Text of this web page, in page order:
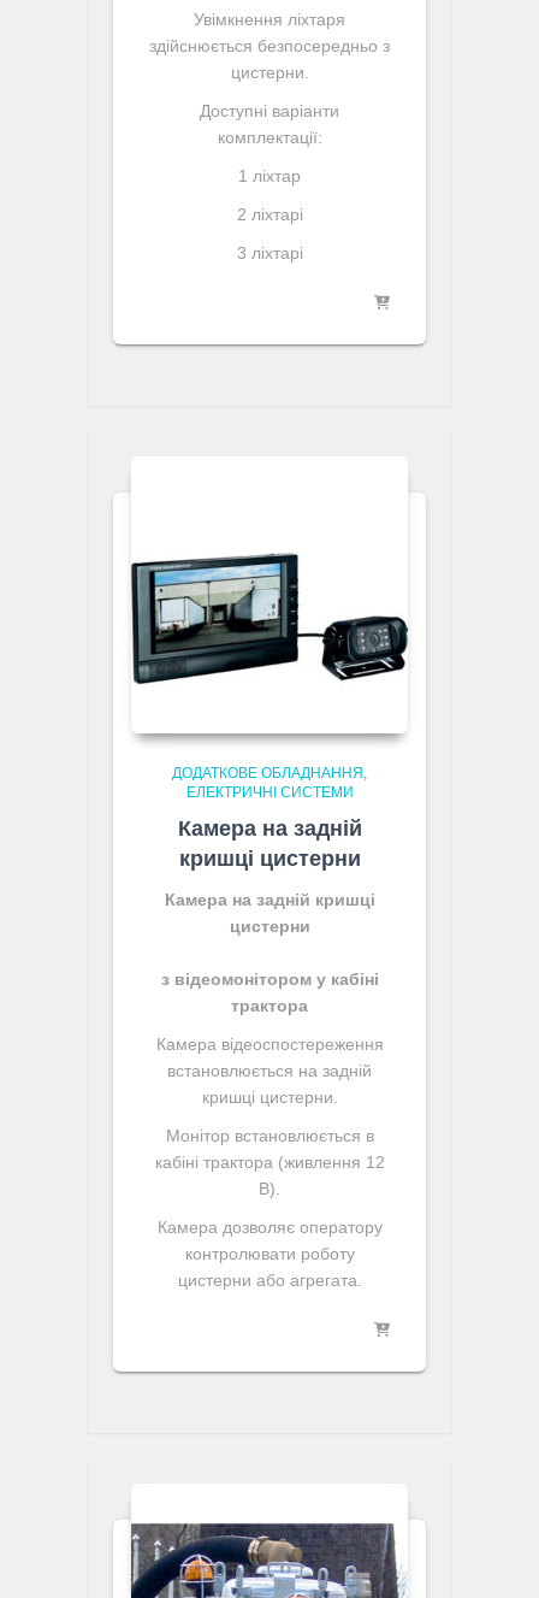
Увімкнення ліхтаря
здійснюється безпосередньо з
цистерни.
Доступні варіанти
комплектації:
1 ліхтар
2 ліхтарі
3 ліхтарі
ДОДАТКОВЕ ОБЛАДНАННЯ
ЕЛЕКТРИЧНІ СИСТЕМИ
Камера на задній
кришці цистерни
Камера на задній кришці
цистерни
з відеомонітором у кабіні
трактора
Камера відеоспостереження
встановлюється на задній
кришці цистерни.
Монітор встановлюється в
кабіні трактора (живлення 12
В).
Камера дозволяє оператору
контролювати роботу
цистерни або агрегата.